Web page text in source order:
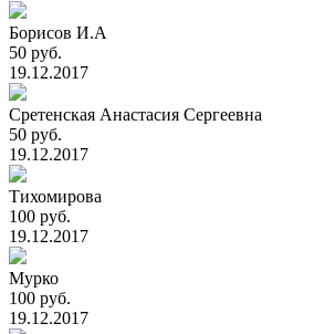
Борисов И.А
50 руб.
19.12.2017
Сретенская Анастасия Сергеевна
50 руб.
19.12.2017
Тихомирова
100 руб.
19.12.2017
Мурко
100 руб.
19.12.2017